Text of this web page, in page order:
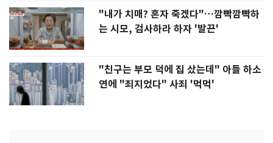
"내가 치매? 혼자 죽겠다"…깜빡깜빡하
는 시모, 검사하라 하자 '발끈'
"친구는 부모 덕에 집 샀는데" 아들 하소
연에 "죄지었다" 사죄 '먹먹'